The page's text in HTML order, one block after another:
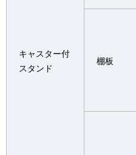
キャスター付
スタンド
棚板